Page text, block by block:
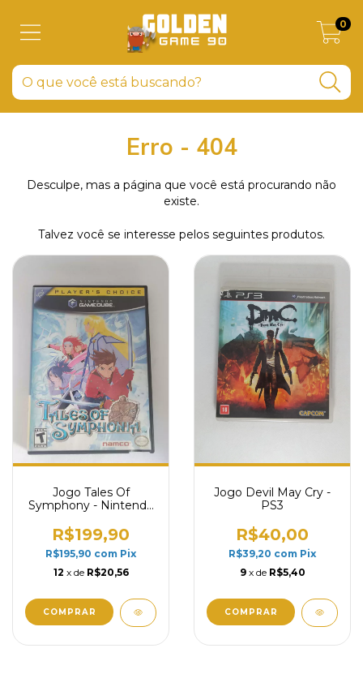
0
Erro - 404
Desculpe, mas a página que você está procurando não
existe.
Talvez você se interesse pelos seguintes produtos.
Jogo Tales Of
Symphony - Nintendo
R$199,90
R$195,90 com Pix
12 x de R$20,56
Jogo Devil May Cry -
PS3
R$40,00
R$39,20 com Pix
9 x de R$5,40